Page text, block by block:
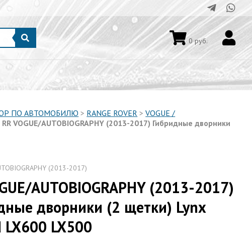
0руб.
ПО АВТОМОБИЛЮ > RANGE ROVER >VOGUE /
RR VOGUE/AUTOBIOGRAPHY (2013-2017) Гибридные дворники
(2013-2017)
AUTOBIOGRAPHY (2013-2017)
дворники (2 щетки) Lynx
LX600 LX500